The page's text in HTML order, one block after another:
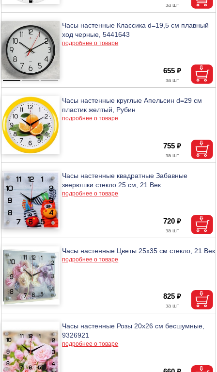
Часы настенные Классика d=19,5 см плавный
ход черные, 5441643
подробнее о товаре
655 ₽
Часы настенные круглые Апельсин d=29 см
пластик желтый, Рубин
подробнее о товаре
755 ₽
Часы настенные квадратные Забавные
зверюшки стекло 25 см, 21 Век
подробнее о товаре
720 ₽
Часы настенные Цветы 25х35 см стекло, 21 Век
подробнее о товаре
825 ₽
Часы настенные Розы 20х26 см бесшумные,
9326921
подробнее о товаре